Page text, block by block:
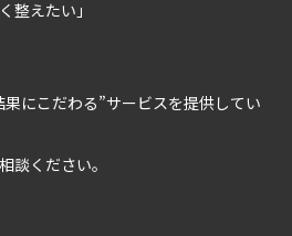
整えたい」
にこだわる”サービスを提供してい
談ください。